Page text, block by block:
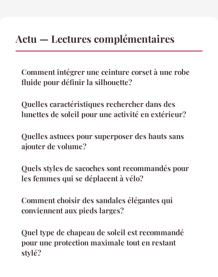
Actu — Lectures complémentaires
Comment intégrer une ceinture corset à une robe
fluide pour définir la silhouette?
Quelles caractéristiques rechercher dans des
lunettes de soleil pour une activité en extérieur?
Quelles astuces pour superposer des hauts sans
ajouter de volume?
Quels styles de sacoches sont recommandés pour
les femmes qui se déplacent à vélo?
Comment choisir des sandales élégantes qui
conviennent aux pieds larges?
Quel type de chapeau de soleil est recommandé
pour une protection maximale tout en restant
stylé?